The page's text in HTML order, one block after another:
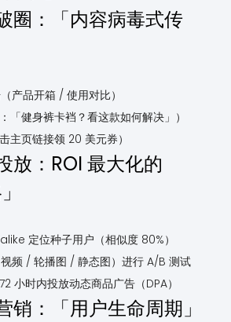
圈：「内容病毒式传
产品开箱 / 使用对比）
「健身裤卡裆？看这款如何解决」）
主页链接领 20 美元券）
放：ROI 最大化的
定位种子用户（相似度 80%）
频 / 轮播图 / 静态图）进行 A/B 测试
小时内投放动态商品广告（DPA）
销：「用户生命周期」